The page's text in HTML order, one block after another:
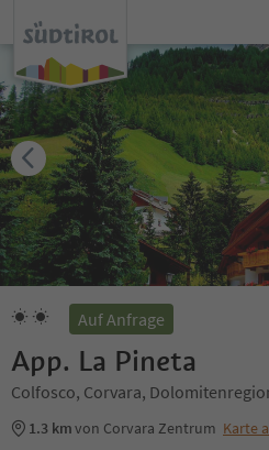
Auf Anfrage
App. La Pineta
Colfosco, Corvara,
1.3 kmvon Corvara Zentrum Karte